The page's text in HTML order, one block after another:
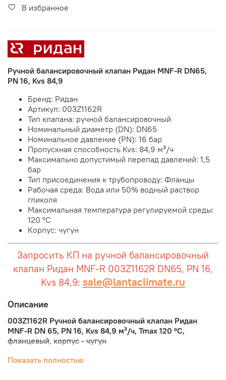
В избранное
Ручной балансировочный клапан Ридан MNF-R DN65,
PN 16, Kvs 84,9
Бренд: Ридан
Артикул: 003Z1162R
Тип клапана: ручной балансировочный
Номинальный диаметр (DN): DN65
Номинальное давление (PN): 16 бар
Пропускная способность Kvs: 84,9 м³/ч
Максимально допустимый перепад давлений: 1,5
бар
Тип присоединения к трубопроводу: Фланцы
Рабочая среда: Вода или 50% водный раствор
гликоля
Максимальная температура регулируемой среды:
120 °С
Корпус: чугун
Запросить КП на ручной балансировочный
клапан Ридан MNF-R 003Z1162R DN65, PN 16,
Kvs 84,9: sale@lantaclimate.ru
Описание
003Z1162R Ручной балансировочный клапан Ридан
MNF-R DN 65, PN 16, Kvs 84,9 м³/ч, Tmax 120 °C,
фланцевый, корпус - чугун
Ручной балансировочный клапан Ридан MNF-R
Показать полностью